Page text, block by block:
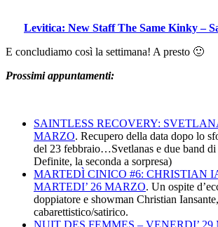
Levitica: New Staff The Same Kinky –
E concludiamo così la settimana! A presto 🙂
Prossimi appuntamenti:
SAINTLESS RECOVERY:
MARZO. Recupero della data dopo lo
del 23 febbraio…Svetlanas e due band
Definite, la seconda a sorpresa)
MARTEDÌ CINICO #6: CHRISTIAN
MARTEDI’ 26 MARZO. Un ospite
doppiatore e showman Christian
cabarettistico/satirico.
NUIT DES FEMMES – VENERDI’ 29